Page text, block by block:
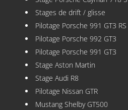
Stages de drift / glisse
Pilotage Porsche 991 GT3 RS
Pilotage Porsche 992 GT3
Pilotage Porsche 991 GT3
Stage Aston Martin
Stage Audi R8
Pilotage Nissan GTR
Mustang Shelby GT500